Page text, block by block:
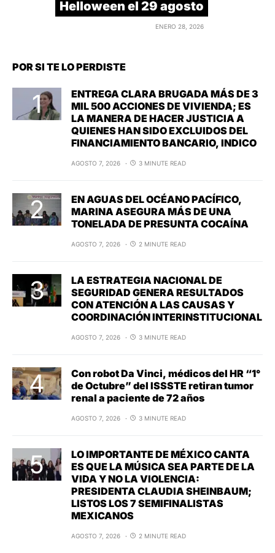
Helloween el 29 agosto
ENERO 28, 2026
POR SI TE LO PERDISTE
ENTREGA CLARA BRUGADA MÁS DE 3
MIL 500 ACCIONES DE VIVIENDA; ES
LA MANERA DE HACER JUSTICIA A
QUIENES HAN SIDO EXCLUIDOS DEL
FINANCIAMIENTO BANCARIO, INDICO
AGOSTO 7, 2026 3 MINUTE READ
EN AGUAS DEL OCÉANO PACÍFICO,
MARINA ASEGURA MÁS DE UNA
TONELADA DE PRESUNTA COCAÍNA
AGOSTO 7, 2026 2 MINUTE READ
LA ESTRATEGIA NACIONAL DE
SEGURIDAD GENERA RESULTADOS
CON ATENCIÓN A LAS CAUSAS Y
COORDINACIÓN INTERINSTITUCIONAL
AGOSTO 7, 2026 3 MINUTE READ
Con robot Da Vinci, médicos del HR “1°
de Octubre” del ISSSTE retiran tumor
renal a paciente de 72 años
AGOSTO 7, 2026 3 MINUTE READ
LO IMPORTANTE DE MÉXICO CANTA
ES QUE LA MÚSICA SEA PARTE DE LA
VIDA Y NO LA VIOLENCIA:
PRESIDENTA CLAUDIA SHEINBAUM;
LISTOS LOS 7 SEMIFINALISTAS
MEXICANOS
AGOSTO 7, 2026 2 MINUTE READ